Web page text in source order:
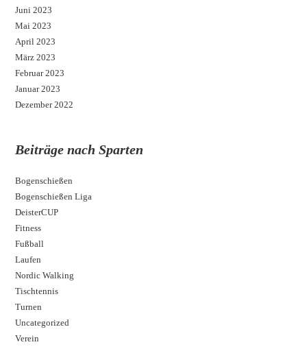
Juni 2023
Mai 2023
April 2023
März 2023
Februar 2023
Januar 2023
Dezember 2022
Beiträge nach Sparten
Bogenschießen
Bogenschießen Liga
DeisterCUP
Fitness
Fußball
Laufen
Nordic Walking
Tischtennis
Turnen
Uncategorized
Verein